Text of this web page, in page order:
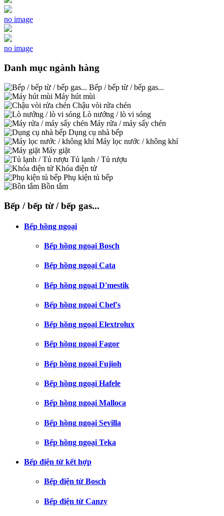
no image
no image
Danh mục ngành hàng
Bếp / bếp từ / bếp gas...
Máy hút mùi
Chậu vòi rửa chén
Lò nướng / lò vi sóng
Máy rửa / máy sấy chén
Dụng cụ nhà bếp
Máy lọc nước / không khí
Máy giặt
Tủ lạnh / Tủ rượu
Khóa điện tử
Phụ kiện tủ bếp
Bồn tắm
Bếp / bếp từ / bếp gas...
Bếp hồng ngoại
Bếp hồng ngoại Bosch
Bếp hồng ngoại Cata
Bếp hồng ngoại D'mestik
Bếp hồng ngoại Chef's
Bếp hồng ngoại Elextrolux
Bếp hồng ngoại Fagor
Bếp hồng ngoại Fujioh
Bếp hồng ngoại Hafele
Bếp hồng ngoại Malloca
Bếp hồng ngoại Sevilla
Bếp hồng ngoại Teka
Bếp điện từ kết hợp
Bếp điện từ Bosch
Bếp điện từ Canzy